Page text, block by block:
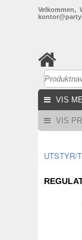
Velkommen,
VIS
VIS